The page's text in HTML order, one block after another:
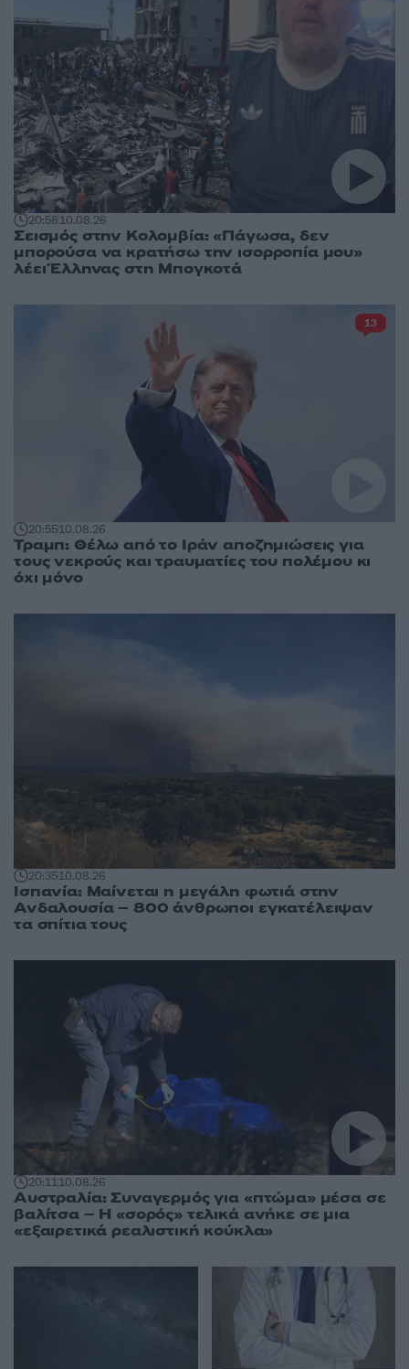
20:5810.08.26
Σεισμός στην Κολομβία: «Πάγωσα, δεν
μπορούσα να κρατήσω την ισορροπία μου»
λέει Έλληνας στη Μπογκοτά
20:5510.08.26
Τραμπ: Θέλω από το Ιράν αποζημιώσεις για
τους νεκρούς και τραυματίες του πολέμου κι
όχι μόνο
13
20:3510.08.26
Ισπανία: Μαίνεται η μεγάλη φωτιά στην
Ανδαλουσία – 800 άνθρωποι εγκατέλειψαν
τα σπίτια τους
20:1110.08.26
Αυστραλία: Συναγερμός για «πτώμα» μέσα σε
βαλίτσα – Η «σορός» τελικά ανήκε σε μια
«εξαιρετικά ρεαλιστική κούκλα»